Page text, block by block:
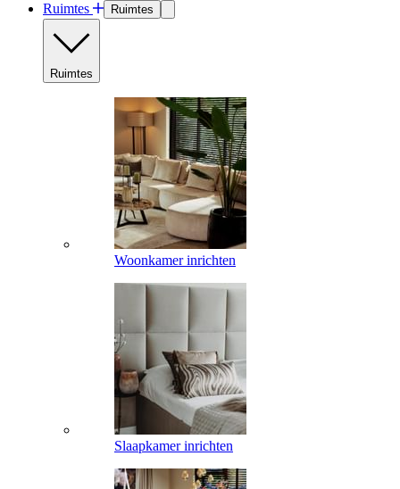
Ruimtes
Ruimtes
Ruimtes
Woonkamer inrichten
Slaapkamer inrichten